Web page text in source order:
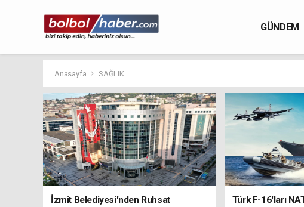
GÜNDEM
Anasayfa SAĞLIK
İzmit Belediyesi'nden Ruhsat
Türk F-16'ları